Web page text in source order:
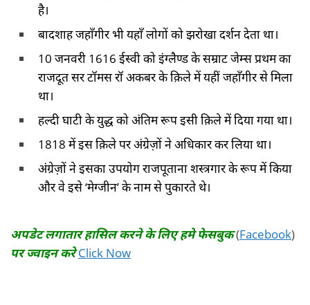
है।
बादशाह जहाँगीर भी यहाँ लोगों को झरोखा दर्शन देता था।
10 जनवरी 1616 ईस्वी को इंग्लैण्ड के सम्राट जेम्स प्रथम का
राजदूत सर टॉमस रॉ अकबर के क़िले में यहीं जहाँगीर से मिला
था।
हल्दी घाटी के युद्ध को अंतिम रूप इसी क़िले में दिया गया था।
1818 में इस क़िले पर अंग्रेज़ों ने अधिकार कर लिया था।
अंग्रेज़ों ने इसका उपयोग राजपूताना शस्त्रगार के रूप में किया
और वे इसे ‘मेग्जीन’ के नाम से पुकारते थे।
अपडेट लगातार हासिल करने के लिए हमे फेसबुक(Facebook)
पर ज्वाइन करे Click Now